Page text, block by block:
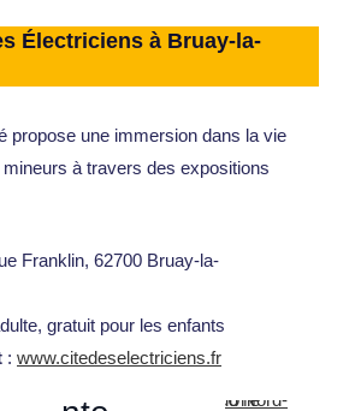
Électriciens à Bruay-la-
propose une immersion dans la vie
à travers des expositions
Franklin, 62700 Bruay-la-
gratuit pour les enfants
: www.citedeselectriciens.fr
iens à
Bussiè
ion
fascina